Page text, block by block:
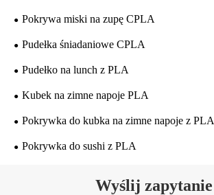
Pokrywa miski na zupę CPLA
Pudełka śniadaniowe CPLA
Pudełko na lunch z PLA
Kubek na zimne napoje PLA
Pokrywka do kubka na zimne napoje z PLA
Pokrywka do sushi z PLA
Wyślij zapytanie